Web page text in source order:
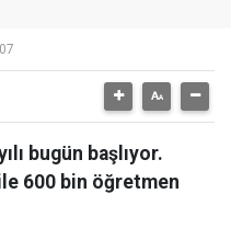
bugün başlıyor.
600 bin öğretmen